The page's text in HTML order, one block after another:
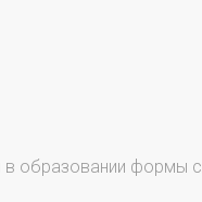
образовании формы